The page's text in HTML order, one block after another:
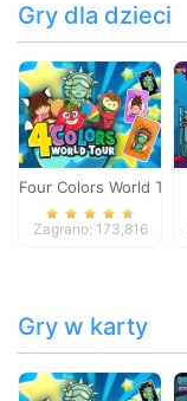
Gry dla dzieci
Four Colors World Tour
Zagrano: 173,816
Gry w karty